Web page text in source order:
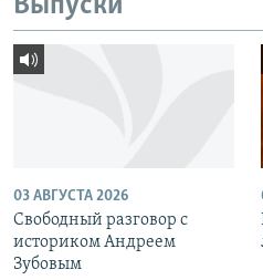
Выпуски
03 АВГУСТА 2026
Свободный разговор с
историком Андреем
Зубовым